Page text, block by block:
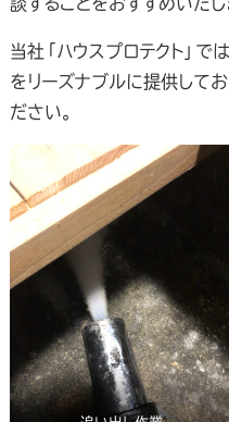
当社「ハウスプロテクト」で
をリーズナブルに提供して
ださい。